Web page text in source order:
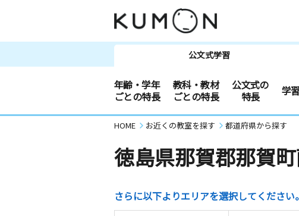
公文式学習
年齢・学年
ごとの特長
教科・教材
ごとの特長
公文式の
特長
学
HOME お近くの教室を探す 都道府県から探す
徳島県那賀郡那賀
さらに以下よりエリアを選択してください。